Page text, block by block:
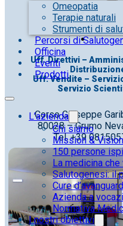
Omeopatia
Terapie naturali
Strumenti di
Percorsi di
Officina
Eventi
Prodotti
L’azienda
Chi siamo
Mission & Vision
150 persone
La medicina
Salutogenesi: il
Cure
Azienda a
Normativa
I nostri obiettivi
Uff. Direttivi –
Uff. Vendite –
Servizio
Corso Giuseppe
80028 – Grumo
Tel. +39